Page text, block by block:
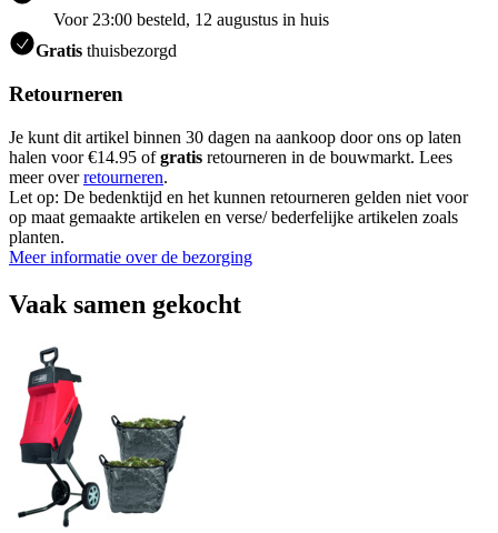
Voor 23:00 besteld, 12 augustus in huis
Gratis thuisbezorgd
Retourneren
Je kunt dit artikel binnen 30 dagen na aankoop door ons op laten
halen voor €14.95 ofgratis retourneren in de bouwmarkt. Lees
meer overretourneren.
Let op: De bedenktijd en het kunnen retourneren gelden niet voor
op maat gemaakte artikelen en verse/ bederfelijke artikelen zoals
planten.
Meer informatie over de bezorging
Vaak samen gekocht